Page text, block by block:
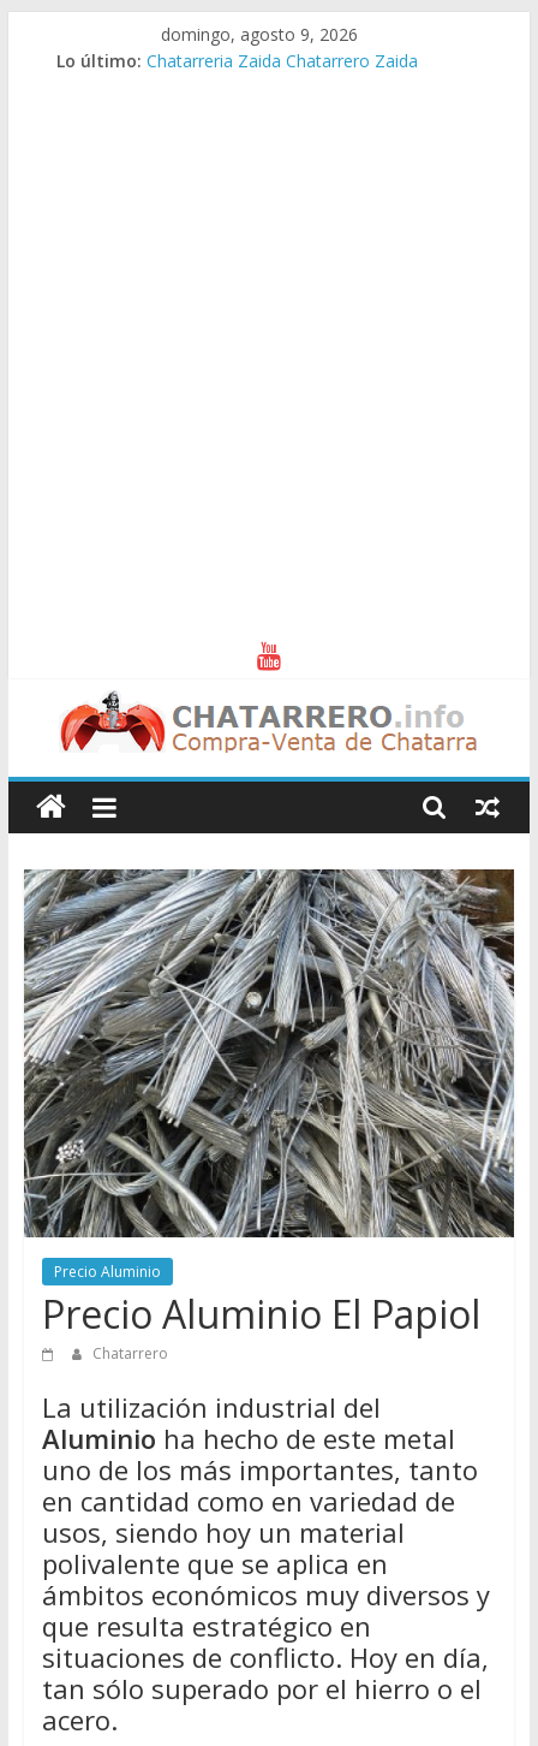
domingo, agosto 9, 2026
Lo último:
Chatarreria Zaragoza Chatarrero Zaragoza
Chatarreria Zaida Chatarrero Zaida
Chatarreros
–
Precio
de
Chatarra
Directorio
de
Chatarreros
para
vender
Chatarra
Precio Aluminio
Precio Aluminio El Papiol
Chatarrero
La utilización industrial del
Aluminio ha hecho de este metal
uno de los más importantes, tanto
en cantidad como en variedad de
usos, siendo hoy un material
polivalente que se aplica en
ámbitos económicos muy diversos y
que resulta estratégico en
situaciones de conflicto. Hoy en día,
tan sólo superado por el hierro o el
acero.